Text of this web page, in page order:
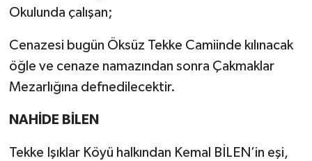
Okulunda çalışan;
Cenazesi bugün Öksüz Tekke Camiinde kılınacak
öğle ve cenaze namazından sonra Çakmaklar
Mezarlığına defnedilecektir.
NAHİDE BİLEN
Tekke Işıklar Köyü halkından Kemal BİLEN’in eşi,